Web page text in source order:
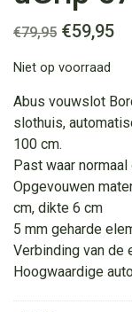
€79,95
was:
€79,95.
€59,95
Niet op voorraad
Abus vouwslot
slothuis,
100 cm.
Past waar
Opgevouwen
cm, dikte 6 cm
5 mm geharde
Verbinding van de
Hoogwaardige